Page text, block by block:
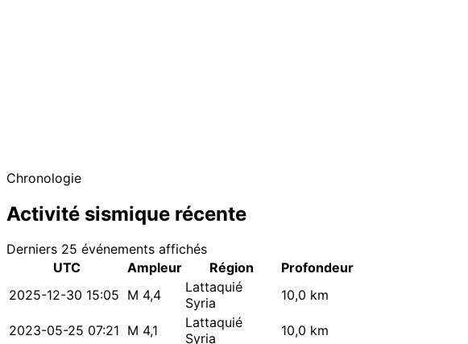
Chronologie
Activité sismique récente
Derniers 25 événements affichés
UTC
Ampleur Région
Profondeur
2025-12-30 15:05 M 4,4
Lattaquié
Syria
10,0 km
2023-05-25 07:21 M 4,1
Lattaquié
Syria
10,0 km